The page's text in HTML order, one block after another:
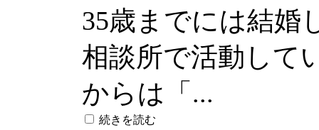
35歳までには結婚
相談所で活動して
からは「...
続きを読む